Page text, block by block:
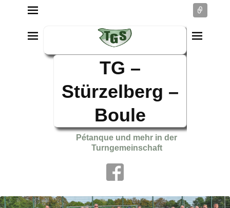
TG –
Stürzelberg –
Boule
Pétanque und mehr in der
Turngemeinschaft